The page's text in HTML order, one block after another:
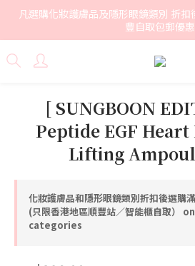
凡選購化妝護膚品及隱形眼鏡類別 折
豐自取包郵優惠
[ SUNGBOON
Peptide EGF
Lifting
化妝護膚品和隱形眼鏡類別折扣後選購
(只限香港地區順豐站／智能櫃自取）
categories